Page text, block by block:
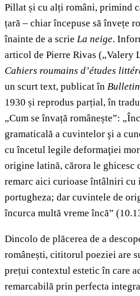
Pillat și cu alți români, primind
țară – chiar începuse să învețe
înainte de a scrie La neige.
articol de Pierre Rivas („Valery
Cahiers roumains d’études
un scurt text, publicat în
1930 și reprodus parțial, în
„Cum se învață românește”:
gramaticală a cuvintelor şi a
cu încetul legile deformaţiei
origine latină, cărora le ghicesc
remarc aici curioase întâlniri cu
portugheza; dar cuvintele de
încurca multă vreme încă”
Dincolo de plăcerea de a
românești, cititorul poeziei are
prețui contextul estetic în care
remarcabilă prin perfecta